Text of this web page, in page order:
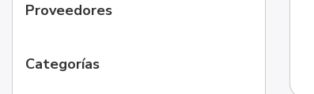
Proveedores
Categorías